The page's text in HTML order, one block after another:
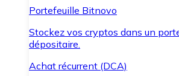
Portefeuille Bitnovo
Stockez vos cryptos dans un
dépositaire.
Achat récurrent (DCA)